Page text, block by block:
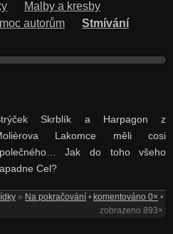
Malby a kresby
autorům
Stmívání
Skrblík a Harpagon z
Lakomce měli cosi
Jak do toho všeho
Cel?
» Na pokračování • komentováno 0× •
zobrazeno 893×